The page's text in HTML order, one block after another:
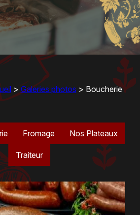
> Galeries photos > Boucherie
Fromage Nos Plateaux
Traiteur